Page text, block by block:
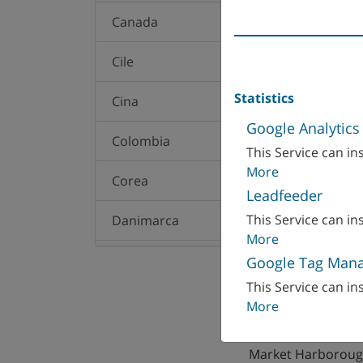
Canada
Cile
Cina
Colombia
Corea
Danimarca
WFL Millturn
Springfield Street
Market
Statistics
Google Analytics
This Service can
More
Leadfeeder
This Service can
More
Google Tag
This Service can
More